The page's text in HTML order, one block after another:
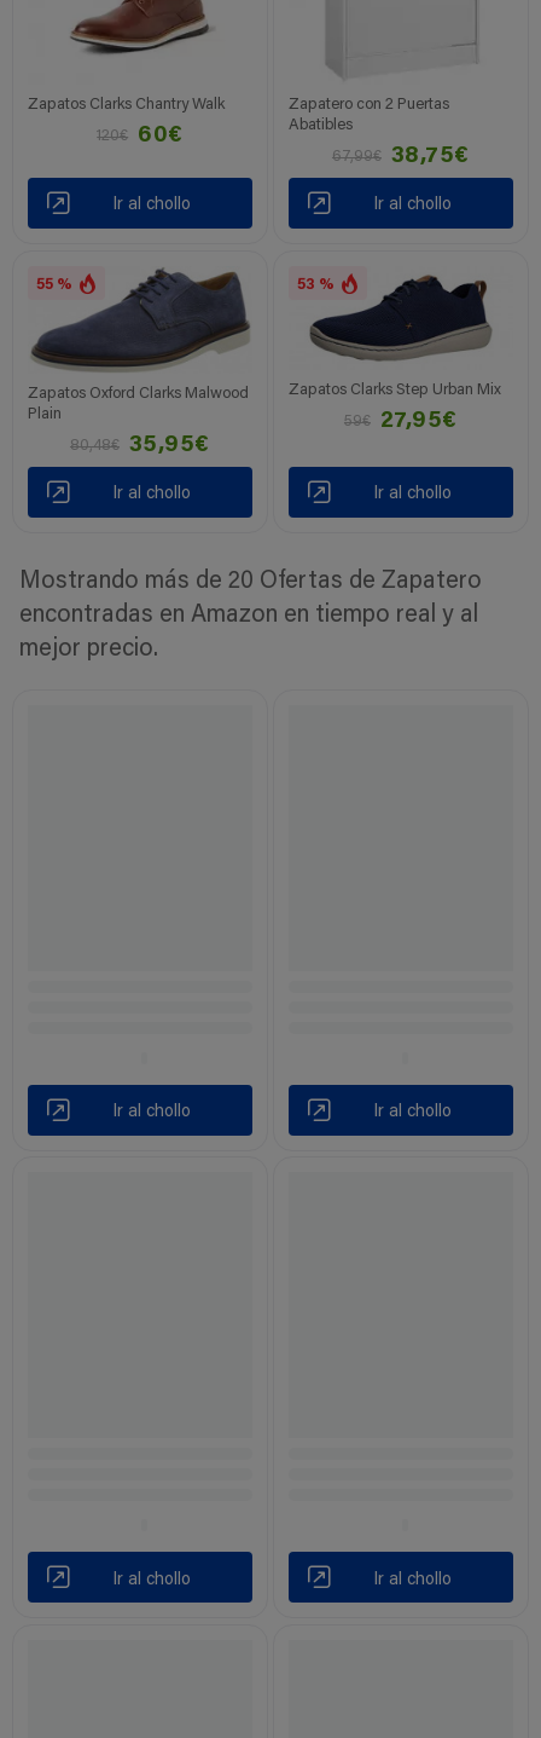
Zapatos Clarks Chantry Walk
120€
60€
Ir al chollo
Zapatero con 2 Puertas
Abatibles
67,99€
38,75€
Ir al chollo
55 %
Zapatos Oxford Clarks Malwood
Plain
80,48€
35,95€
Ir al chollo
53 %
Zapatos Clarks Step Urban Mix
59€
27,95€
Ir al chollo
Mostrando más de 20 Ofertas de Zapatero
encontradas en Amazon en tiempo real y al
mejor precio.
Ir al chollo Ir al chollo
Ir al chollo Ir al chollo